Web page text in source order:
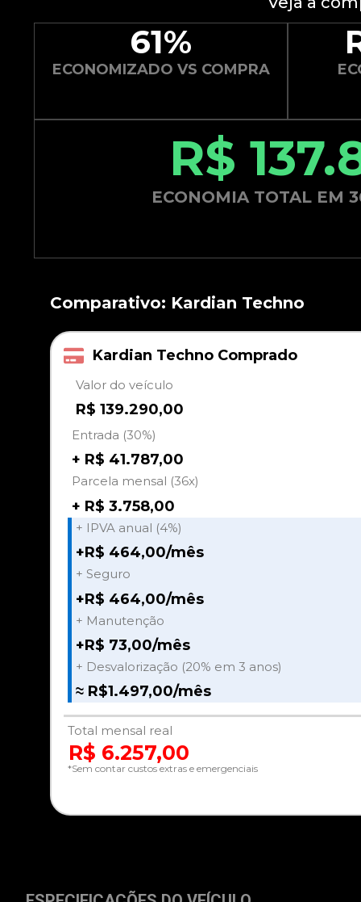
61%
ECONOMIZADO VS COMPRA
R$
ECONOMIA TOTAL EM
Comparativo: Kardian Techno
Kardian Techno Comprado
Valor do veículo
R$ 139.290,00
Entrada (30%)
+ R$ 41.787,00
Parcela mensal (36x)
+ R$ 3.758,00
+ IPVA anual (4%)
+R$ 464,00/mês
+ Seguro
+R$ 464,00/mês
+ Manutenção
+R$ 73,00/mês
+ Desvalorização (20% em 3 anos)
≈ R$1.497,00/mês
Total mensal real
R$ 6.257,00
*Sem contar custos extras e emergenciais